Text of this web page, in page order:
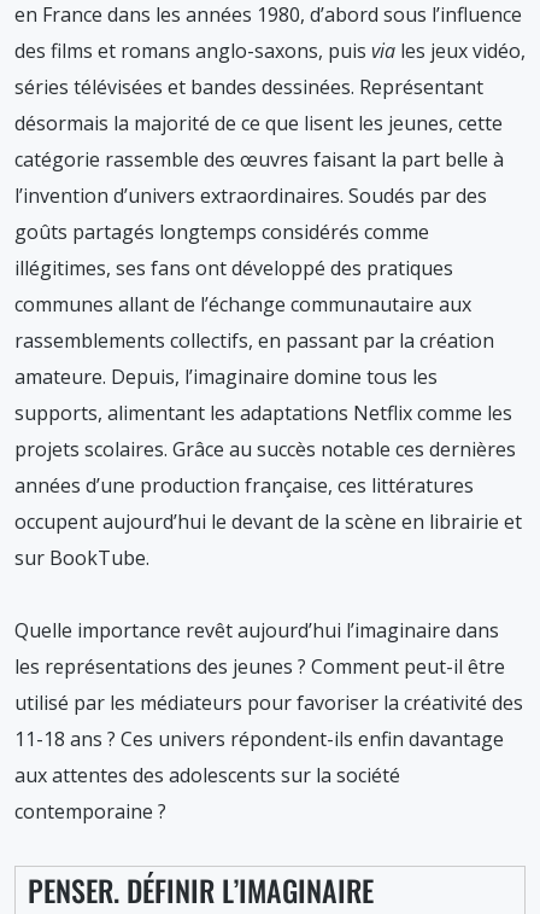
en France dans les années 1980, d’abord sous l’influence
des films et romans anglo-saxons, puis via les jeux vidéo,
séries télévisées et bandes dessinées. Représentant
désormais la majorité de ce que lisent les jeunes, cette
catégorie rassemble des œuvres faisant la part belle à
l’invention d’univers extraordinaires. Soudés par des
goûts partagés longtemps considérés comme
illégitimes, ses fans ont développé des pratiques
communes allant de l’échange communautaire aux
rassemblements collectifs, en passant par la création
amateure. Depuis, l’imaginaire domine tous les
supports, alimentant les adaptations Netflix comme les
projets scolaires. Grâce au succès notable ces dernières
années d’une production française, ces littératures
occupent aujourd’hui le devant de la scène en librairie et
sur BookTube.
Quelle importance revêt aujourd’hui l’imaginaire dans
les représentations des jeunes ? Comment peut-il être
utilisé par les médiateurs pour favoriser la créativité des
11-18 ans ? Ces univers répondent-ils enfin davantage
aux attentes des adolescents sur la société
contemporaine ?
PENSER. DÉFINIR L’IMAGINAIRE